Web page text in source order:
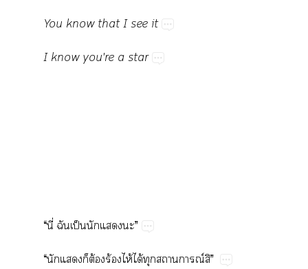
You​know​that​I​see​it
I​know​you're​a​star
“​ี่​​ป็​​​”
“​​​​ต้​ร้​ไห้​ได้​​​ณ์​”